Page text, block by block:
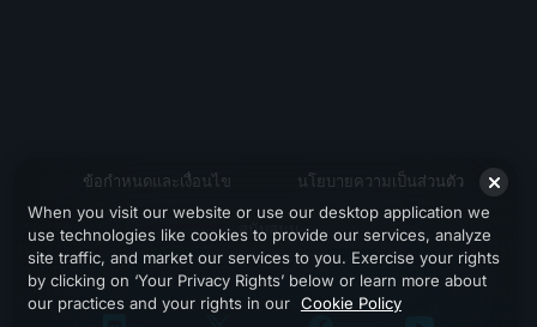
ข้อกำหนดและเงื่อนไข นโยบายความเป็นส่วนตัว
สนับสนุน
When you visit our website or use our desktop application we
use technologies like cookies to provide our services, analyze
site traffic, and market our services to you. Exercise your rights
by clicking on ‘Your Privacy Rights’ below or learn more about
our practices and your rights in our Cookie Policy